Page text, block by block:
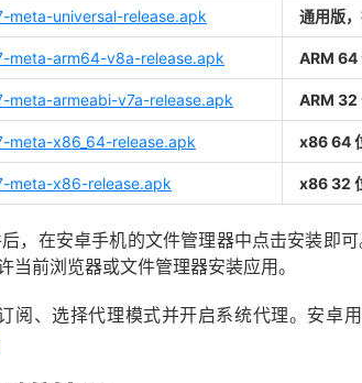
meta-universal-release.apk 通用版
meta-arm64-v8a-release.apk ARM 64
meta-armeabi-v7a-release.apk ARM 32
meta-x86_64-release.apk x86 64
meta-x86-release.apk x86 32
，在安卓手机的文件管理器中点击安装即
当前浏览器或文件管理器安装应用。
阅、选择代理模式并开启系统代理。安卓用